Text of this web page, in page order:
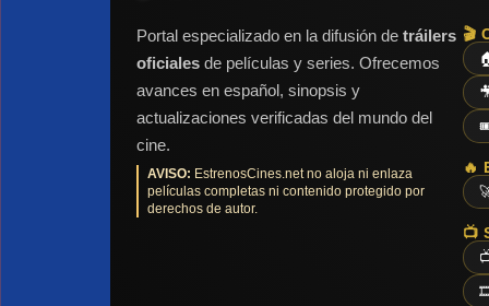
Portal especializado en la difusión de tráilers
oficiales de películas y series. Ofrecemos
avances en español, sinopsis y
actualizaciones verificadas del mundo del
cine.
AVISO: EstrenosCines.net no aloja ni enlaza
películas completas ni contenido protegido por
derechos de autor.
🎬
🔥
📺